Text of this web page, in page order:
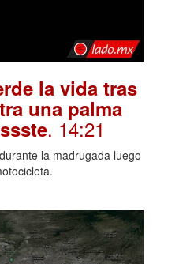
la vida tras
una palma
. 14:21
la madrugada luego